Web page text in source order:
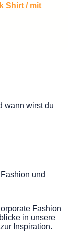
Shirt / mit
wann wirst du
und
Fashion
in unsere
Inspiration.